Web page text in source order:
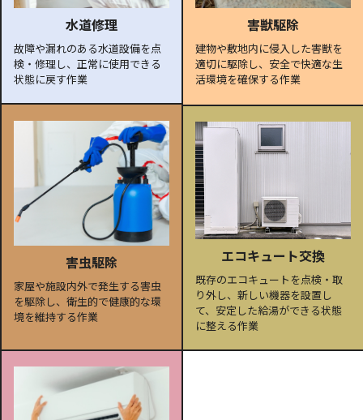
水道修理
故障や漏れのある水道設備を点
検・修理し、正常に使用できる
状態に戻す作業
害獣駆除
建物や敷地内に侵入した害獣を
適切に駆除し、安全で快適な生
活環境を確保する作業
害虫駆除
家屋や施設内外で発生する害虫
を駆除し、衛生的で健康的な環
境を維持する作業
エコキュート交換
既存のエコキュートを点検・取
り外し、新しい機器を設置し
て、安定した給湯ができる状態
に整える作業